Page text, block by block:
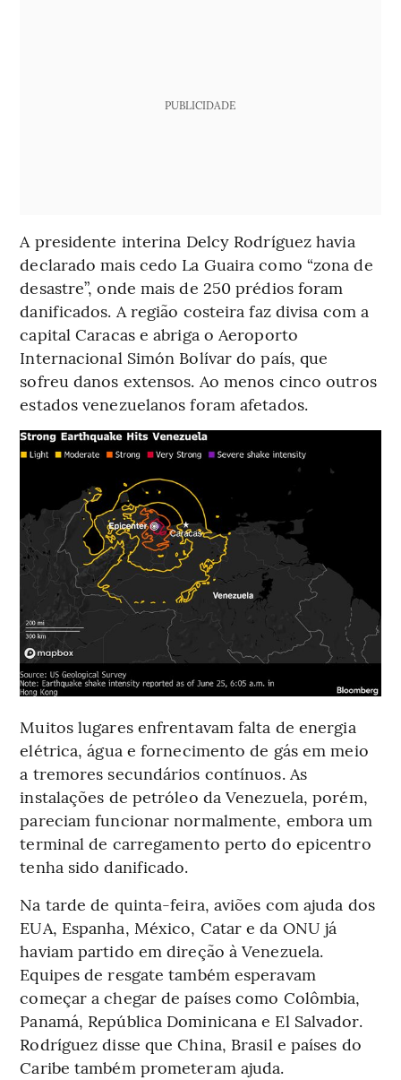
PUBLICIDADE
A presidente interina Delcy Rodríguez havia
declarado mais cedo La Guaira como “zona de
desastre”, onde mais de 250 prédios foram
danificados. A região costeira faz divisa com a
capital Caracas e abriga o Aeroporto
Internacional Simón Bolívar do país, que
sofreu danos extensos. Ao menos cinco outros
estados venezuelanos foram afetados.
Muitos lugares enfrentavam falta de energia
elétrica, água e fornecimento de gás em meio
a tremores secundários contínuos. As
instalações de petróleo da Venezuela, porém,
pareciam funcionar normalmente, embora um
terminal de carregamento perto do epicentro
tenha sido danificado.
Na tarde de quinta-feira, aviões com ajuda dos
EUA, Espanha, México, Catar e da ONU já
haviam partido em direção à Venezuela.
Equipes de resgate também esperavam
começar a chegar de países como Colômbia,
Panamá, República Dominicana e El Salvador.
Rodríguez disse que China, Brasil e países do
Caribe também prometeram ajuda.